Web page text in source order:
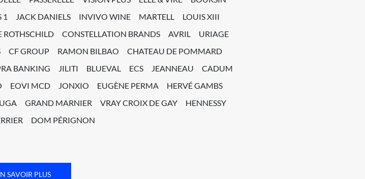
1 JACK DANIELS INVIVO WINE MARTELL
LOUIS XIII
ROTHSCHILD CONSTELLATION BRANDS AVRIL
URIAGE
CF GROUP RAMON BILBAO
CHATEAU DE POMMARD
BANKING JILITI BLUEVAL ECS JEANNEAU
CADUM
EOVI MCD JONXIO EUGÈNE PERMA
HERVÉ GAMBS
GRAND MARNIER VRAY CROIX DE GAY
HENNESSY
DOM PÉRIGNON
SAVOIR PLUS